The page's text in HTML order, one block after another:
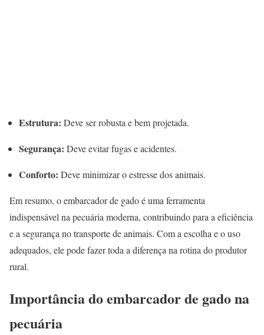
Estrutura: Deve ser robusta e bem projetada.
Segurança: Deve evitar fugas e acidentes.
Conforto: Deve minimizar o estresse dos animais.
Em resumo, o embarcador de gado é uma ferramenta
indispensável na pecuária moderna, contribuindo para a eficiência
e a segurança no transporte de animais. Com a escolha e o uso
adequados, ele pode fazer toda a diferença na rotina do produtor
rural.
Importância do embarcador de gado na
pecuária